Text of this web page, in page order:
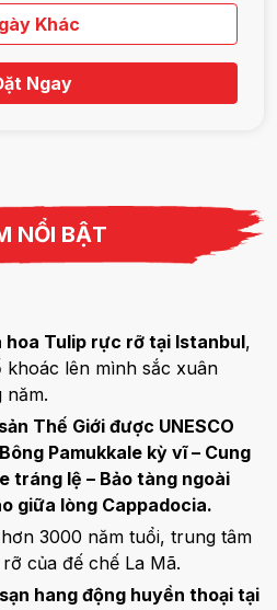
Khác
Ngay
NỔI BẬT
hoa Tulip rực rỡ tại Istanbul,
khoác lên mình sắc xuân
năm.
Thế Giới được UNESCO
Pamukkale kỳ vĩ – Cung
tráng lệ – Bảo tàng ngoài
giữa lòng Cappadocia.
hơn 3000 năm tuổi, trung tâm
của đế chế La Mã.
hang động huyền thoại tại